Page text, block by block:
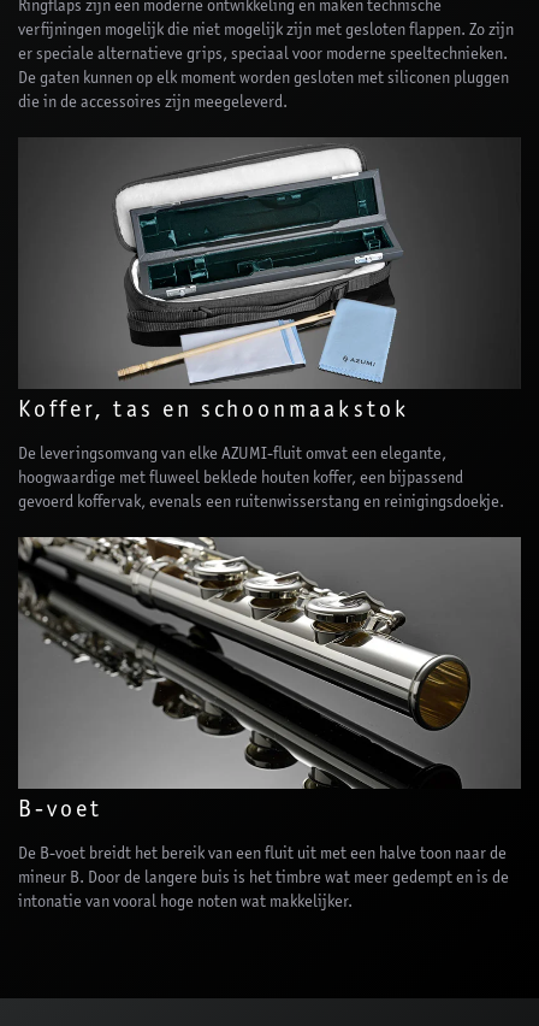
Ringflaps zijn een moderne ontwikkeling en maken technische
verfijningen mogelijk die niet mogelijk zijn met gesloten flappen. Zo zijn
er speciale alternatieve grips, speciaal voor moderne speeltechnieken.
De gaten kunnen op elk moment worden gesloten met siliconen pluggen
die in de accessoires zijn meegeleverd.
Koffer, tas en schoonmaakstok
De leveringsomvang van elke AZUMI-fluit omvat een elegante,
hoogwaardige met fluweel beklede houten koffer, een bijpassend
gevoerd koffervak, evenals een ruitenwisserstang en reinigingsdoekje.
B-voet
De B-voet breidt het bereik van een fluit uit met een halve toon naar de
mineur B. Door de langere buis is het timbre wat meer gedempt en is de
intonatie van vooral hoge noten wat makkelijker.